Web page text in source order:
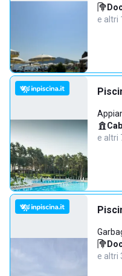
e altri
e altri
e altri